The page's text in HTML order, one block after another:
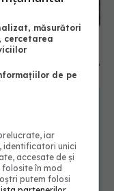
medicale.
acoperă mai
măsurători
cercetarea
de pe
iar
identificatori unici
accesate de și
în mod
putem folosi